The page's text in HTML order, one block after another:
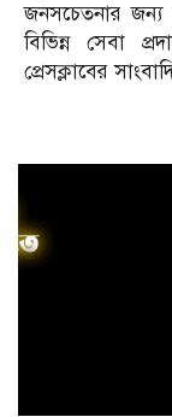
জনসচেতনার জন্য
বিভিন্ন সেবা
প্রেসক্লাবের